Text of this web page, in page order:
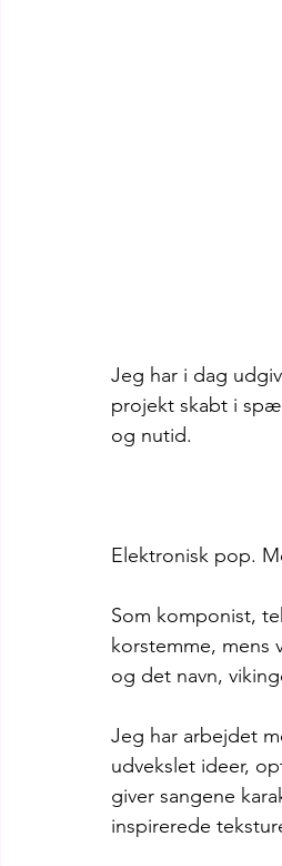
Jeg har i dag
projekt skabt i
og nutid.
Elektronisk pop.
Som komponist,
korstemme, mens
og det navn,
Jeg har arbejdet
udvekslet ideer,
giver sangene
inspirerede